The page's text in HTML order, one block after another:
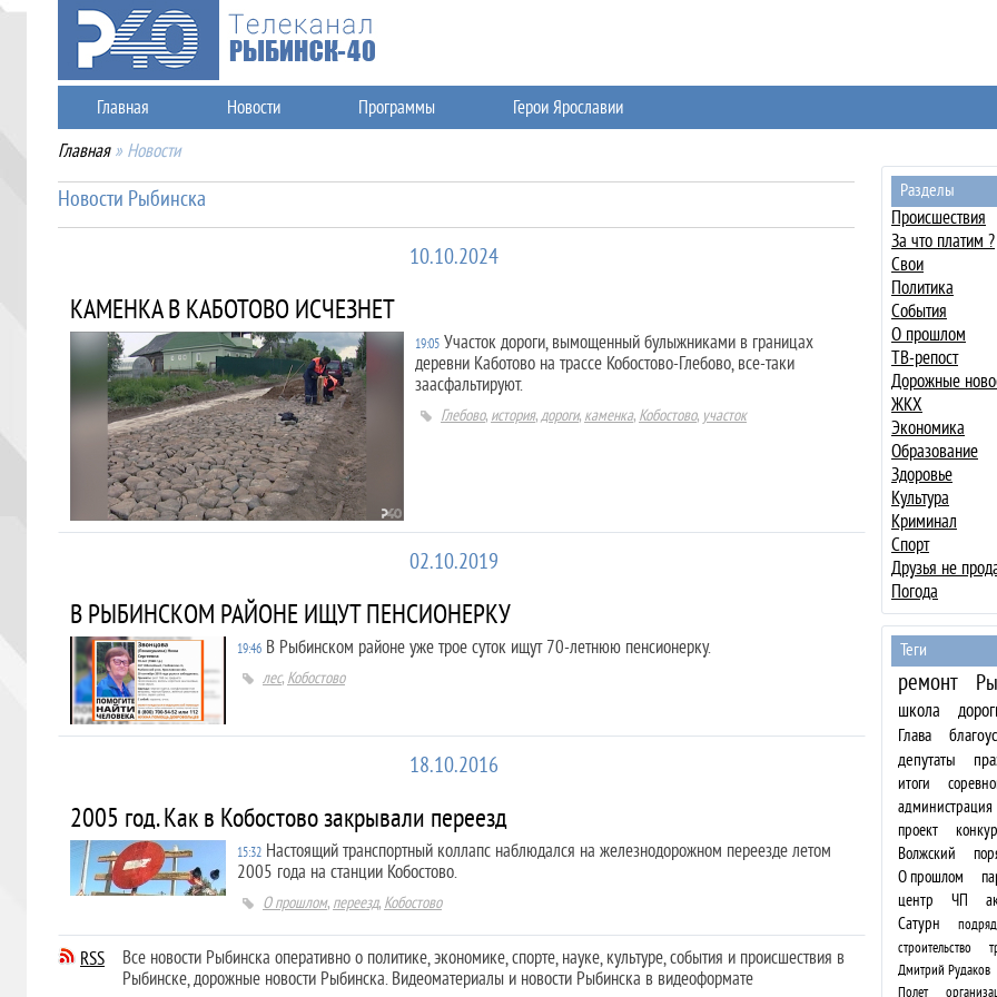
Главная Новости Программы Герои Ярославии
Главная » Новости
Разделы
Происшествия
За что платим ?
Свои
Политика
События
О прошлом
ТВ-репост
Дорожные
ЖКХ
Экономика
Образование
Здоровье
Культура
Криминал
Спорт
Друзья не
Погода
Теги
ремонт
школа
Глава
депутаты
итоги
администрация
проект
Волжский
О прошлом
центр
ЧП
Сатурн
строительство
Дмитрий Рудаков
Полет
Новости Рыбинска
10.10.2024
КАМЕНКА В КАБОТОВО ИСЧЕЗНЕТ
19:05 Участок дороги, вымощенный булыжниками в границах
деревни Каботово на трассе Кобостово-Глебово, все-таки
заасфальтируют.
Глебово, история,дороги, каменка, Кобостово, участок
02.10.2019
В РЫБИНСКОМ РАЙОНЕ ИЩУТ ПЕНСИОНЕРКУ
19:46 В Рыбинском районе уже трое суток ищут 70-летнюю пенсионерку.
лес, Кобостово
18.10.2016
2005 год. Как в Кобостово закрывали переезд
15:32 Настоящий транспортный коллапс наблюдался на железнодорожном переезде летом
2005 года на станции Кобостово.
О прошлом, переезд, Кобостово
RSS
Все новости Рыбинска оперативно о политике, экономике, спорте, науке, культуре, события и происшествия в
Рыбинске, дорожные новости Рыбинска. Видеоматериалы и новости Рыбинска в видеоформате